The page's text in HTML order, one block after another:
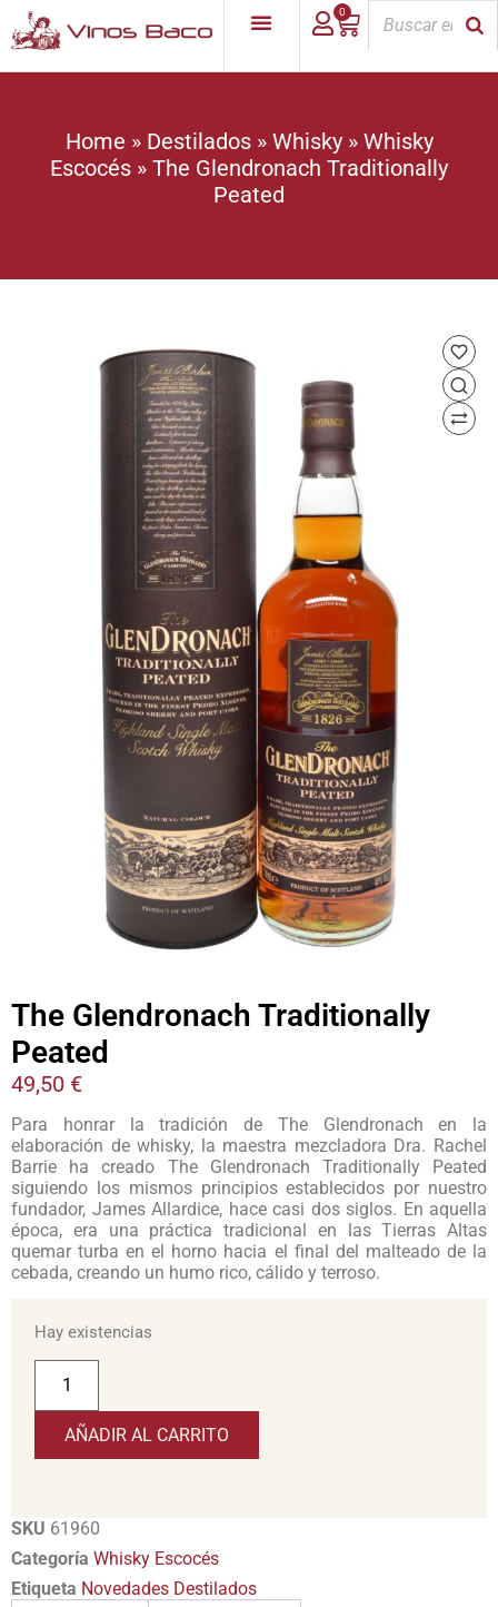
0
Home » Destilados» Whisky» Whisky
Escocés » The Glendronach Traditionally
Peated
The Glendronach Traditionally
Peated
49,50 €
Para honrar la tradición de The Glendronach en la
elaboración de whisky, la maestra mezcladora Dra. Rachel
Barrie ha creado The Glendronach Traditionally Peated
siguiendo los mismos principios establecidos por nuestro
fundador, James Allardice, hace casi dos siglos. En aquella
época, era una práctica tradicional en las Tierras Altas
quemar turba en el horno hacia el final del malteado de la
cebada, creando un humo rico, cálido y terroso.
Hay existencias
AÑADIR AL CARRITO
SKU 61960
Categoría Whisky Escocés
Etiqueta Novedades Destilados